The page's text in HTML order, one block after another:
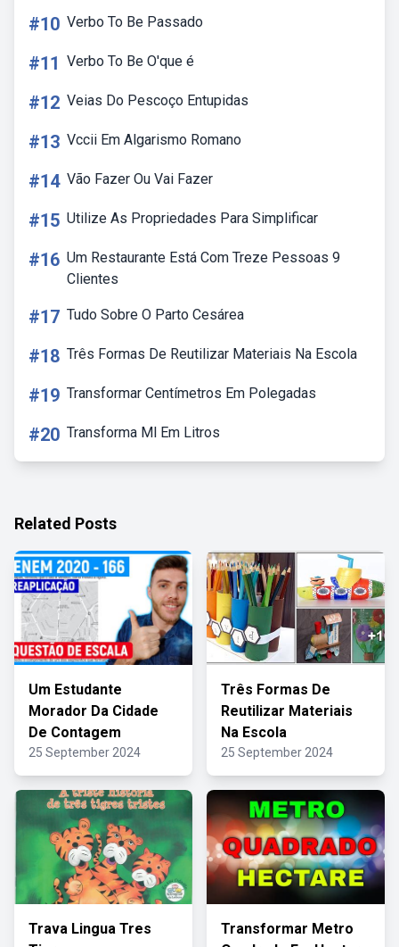
#10 Verbo To Be Passado
#11 Verbo To Be O'que é
#12 Veias Do Pescoço Entupidas
#13 Vccii Em Algarismo Romano
#14 Vão Fazer Ou Vai Fazer
#15 Utilize As Propriedades Para Simplificar
#16 Um Restaurante Está Com Treze Pessoas 9
Clientes
#17 Tudo Sobre O Parto Cesárea
#18 Três Formas De Reutilizar Materiais Na Escola
#19 Transformar Centímetros Em Polegadas
#20 Transforma Ml Em Litros
Related Posts
Um Estudante
Morador Da Cidade
De Contagem
25 September 2024
Três Formas De
Reutilizar Materiais
Na Escola
25 September 2024
Trava Lingua Tres
Transformar Metro